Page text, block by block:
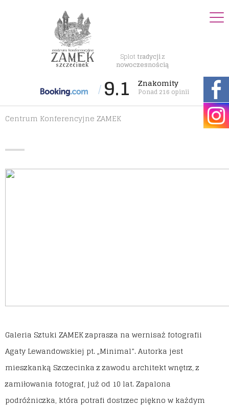
Splottradycjiz
nowoczesnością
/ 9.1 Znakomity
Ponad 216 opinii
Centrum Konferencyjne ZAMEK
Galeria Sztuki ZAMEK zaprasza na wernisaż fotografii
Agaty Lewandowskiej pt. „Minimal”. Autorka jest
mieszkanką Szczecinka z zawodu architekt wnętrz, z
zamiłowania fotograf, już od 10 lat. Zapalona
podróżniczka, która potrafi dostrzec piękno w każdym